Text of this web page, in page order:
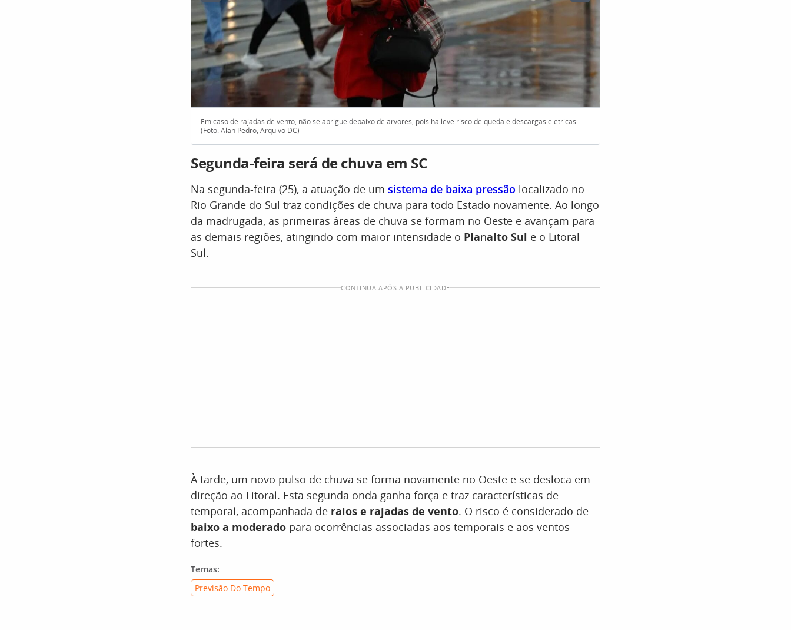
Em caso de rajadas de vento, não se abrigue debaixo de árvores, pois há leve risco de queda e descargas elétricas
(Foto: Alan Pedro, Arquivo DC)
Segunda-feira será de chuva em SC
Na segunda-feira (25), a atuação de um sistema de baixa pressão localizado no
Rio Grande do Sul traz condições de chuva para todo Estado novamente. Ao longo
da madrugada, as primeiras áreas de chuva se formam no Oeste e avançam para
as demais regiões, atingindo com maior intensidade o Planalto Sul e o Litoral
Sul.
CONTINUA APÓS A PUBLICIDADE
À tarde, um novo pulso de chuva se forma novamente no Oeste e se desloca em
direção ao Litoral. Esta segunda onda ganha força e traz características de
temporal, acompanhada de raios e rajadas de vento. O risco é considerado de
baixo a moderado para ocorrências associadas aos temporais e aos ventos
fortes.
Temas:
Previsão Do Tempo